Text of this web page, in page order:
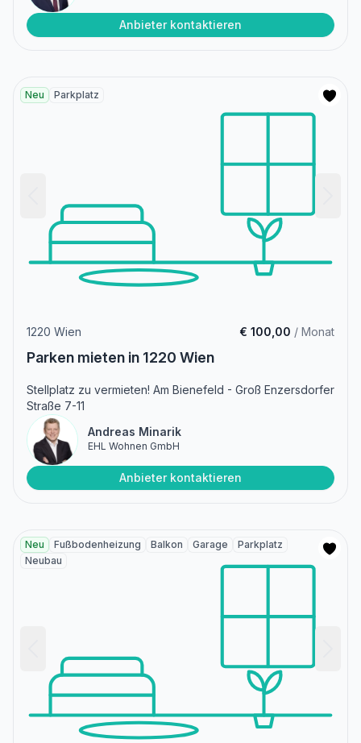
Anbieter kontaktieren
Neu Parkplatz
1220 Wien € 100,00 / Monat
Parken mieten in 1220 Wien
Stellplatz zu vermieten! Am Bienefeld - Groß Enzersdorfer
Straße 7-11
Andreas Minarik
EHL Wohnen GmbH
Anbieter kontaktieren
Neu Fußbodenheizung Balkon Garage
Parkplatz
Neubau